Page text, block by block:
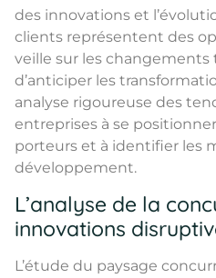
des innovations et
clients représentent des
veille sur les
d’anticiper les
analyse rigoureuse des
entreprises à se
porteurs et à identifier les
développement.
L’analyse de la
innovations
L’étude du paysage